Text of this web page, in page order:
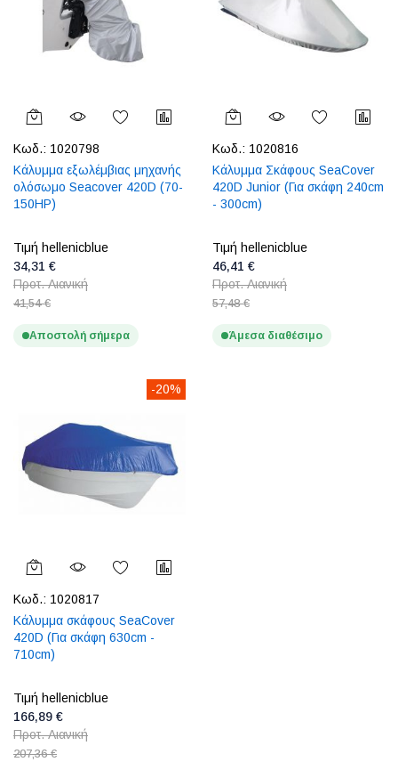
Κωδ.: 1020798
Κάλυμμα εξωλέμβιας μηχανής
ολόσωμο Seacover 420D (70-
150HP)
Τιμή hellenicblue
34,31 €
Προτ. Λιανική
41,54 €
Αποστολή σήμερα
Κωδ.: 1020816
Κάλυμμα Σκάφους SeaCover
420D Junior (Για σκάφη 240cm
- 300cm)
Τιμή hellenicblue
46,41 €
Προτ. Λιανική
57,48 €
Άμεσα διαθέσιμο
-20%
Κωδ.: 1020817
Κάλυμμα σκάφους SeaCover
420D (Για σκάφη 630cm -
710cm)
Τιμή hellenicblue
166,89 €
Προτ. Λιανική
207,36 €